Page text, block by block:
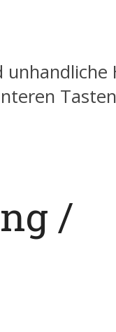
unhandliche
Tasten
/